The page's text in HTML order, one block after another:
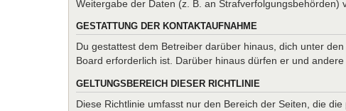
Weitergabe der Daten (z. B. an
GESTATTUNG DER KONTAKTAUFNAHME
Du gestattest dem Betreiber darüber hinaus, dich unter
Board erforderlich ist. Darüber hinaus dürfen er und
GELTUNGSBEREICH DIESER RICHTLINIE
Diese Richtlinie umfasst nur den Bereich der Seiten, die